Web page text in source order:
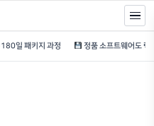
1+1=180일 패키지 과정